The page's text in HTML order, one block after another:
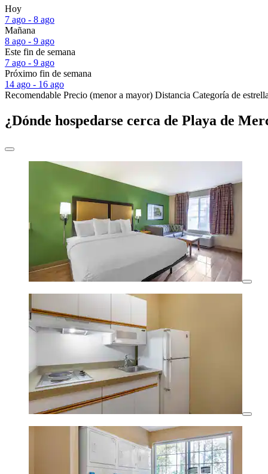
Hoy
7 ago - 8 ago
Mañana
8 ago - 9 ago
Este fin de semana
7 ago - 9 ago
Próximo fin de semana
14 ago - 16 ago
Recomendable Precio (menor a mayor) Distancia Categoría de
¿Dónde hospedarse cerca de Playa de